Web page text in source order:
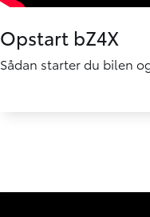
Opstart bZ4X
Sådan starter du bilen